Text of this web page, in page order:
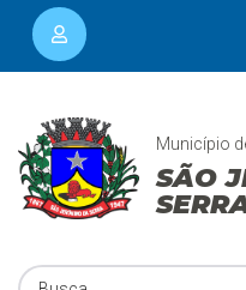
Município
SÃO